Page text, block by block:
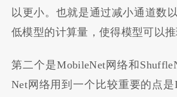
以更小。也就是通过减小通道数
低模型的计算量，使得模型可以推
第二个是MobileNet网络和
Net网络用到一个比较重要的点是